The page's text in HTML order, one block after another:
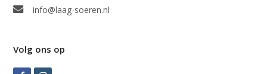
info@laag-soeren.nl
Volg ons op